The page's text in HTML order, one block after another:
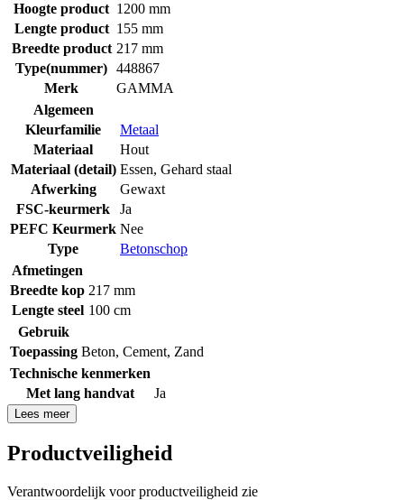
Hoogte product 1200 mm
Lengte product 155 mm
Breedte product 217 mm
Type(nummer) 448867
Merk
GAMMA
Algemeen
Kleurfamilie
Metaal
Materiaal
Hout
Materiaal (detail) Essen, Gehard staal
Afwerking
Gewaxt
FSC-keurmerk
Ja
PEFC Keurmerk Nee
Type
Betonschop
Afmetingen
Breedte kop 217 mm
Lengte steel 100 cm
Gebruik
Toepassing Beton, Cement, Zand
Technische kenmerken
Met lang handvat
Ja
Lees meer
Productveiligheid
Verantwoordelijk voor productveiligheid zie